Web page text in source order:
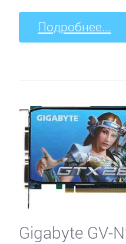
Подробнее...
Gigabyte GV-